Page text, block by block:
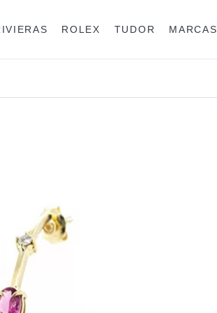
MARCAS
ROLEX TUDOR